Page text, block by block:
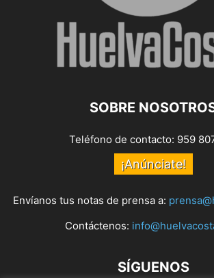
SOBRE
Teléfono de contacto: 959
¡Anúnciate!
Envíanos tus notas de prensa a:
Contáctenos:
SÍGUENOS